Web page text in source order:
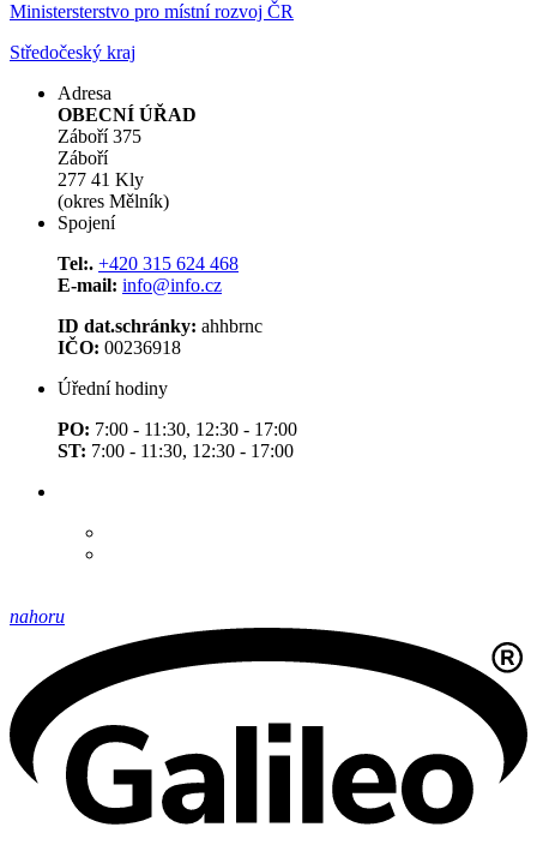
Ministersterstvo pro místní rozvoj ČR
Středočeský kraj
Adresa
OBECNÍ ÚŘAD
Záboří 375
Záboří
277 41 Kly
(okres Mělník)
Spojení
Tel:. +420 315 624 468
E-mail: info@info.cz
ID dat.schránky: ahhbrnc
IČO: 00236918
Úřední hodiny
PO: 7:00 - 11:30, 12:30 - 17:00
ST: 7:00 - 11:30, 12:30 - 17:00
nahoru